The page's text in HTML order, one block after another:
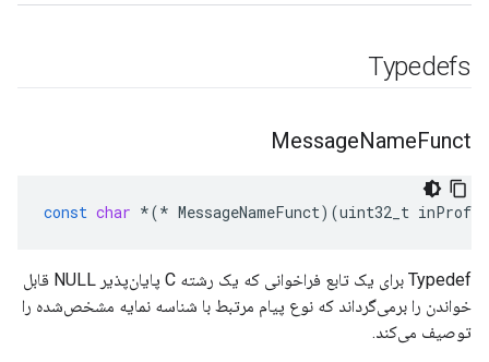
Typedefs
MessageNameFunct
const char *(* MessageNameFunct)(uint32_t
Typedef برای یک تابع فراخوانی که یک رشته C پایان‌پذیر NULL قابل
خواندن را برمی‌گرداند که نوع پیام مرتبط با شناسه نمایه مشخص‌شده را
توصیف می‌کند.